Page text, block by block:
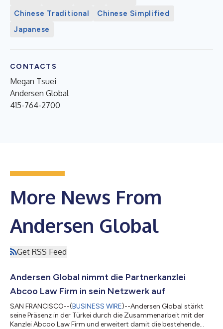
Chinese Traditional
Chinese Simplified
Japanese
CONTACTS
Megan Tsuei
Andersen Global
415-764-2700
More News From
Andersen Global
Get RSS Feed
Andersen Global nimmt die Partnerkanzlei
Abcoo Law Firm in sein Netzwerk auf
SAN FRANCISCO--(BUSINESS WIRE)--Andersen Global stärkt
seine Präsenz in der Türkei durch die Zusammenarbeit mit der
Kanzlei Abcoo Law Firm und erweitert damit die bestehende